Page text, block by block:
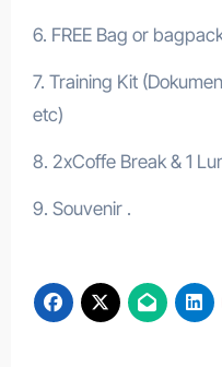
6. FREE Bag or
7. Training Kit
etc)
8. 2xCoffe Break & 1
9. Souvenir .